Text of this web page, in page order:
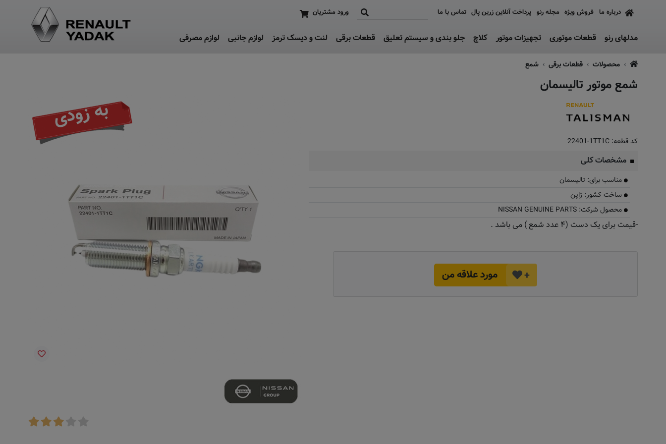
درباره ما فروش ویژه مجله رنو پرداخت آنلاین زرین پال تماس با ما ورود مشتریان
مدلهای رنو قطعات موتوری تجهیزات موتور کلاچ جلو بندی و سیستم تعلیق قطعات برقی لنت و دیسک ترمز لوازم جانبی لوازم مصرفی
محصولات قطعات برقی شمع
شمع موتور تالیسمان
به زودی
کد قطعه: 22401-1TT1C
مشخصات کلی
مناسب برای: تالیسمان
ساخت کشور: ژاپن
محصول شرکت: NISSAN GENUINE PARTS
-قیمت برای یک دست (۴ عدد شمع ) می باشد .
+ مورد علاقه من